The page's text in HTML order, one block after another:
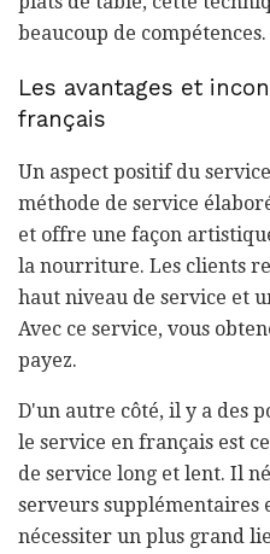
beaucoup de compétences.
Les avantages et
français
Un aspect positif du
méthode de service
et offre une façon
la nourriture. Les clients
haut niveau de service et
Avec ce service, vous
payez.
D'un autre côté, il y a des
le service en français est
de service long et lent. Il
serveurs supplémentaires
nécessiter un plus grand